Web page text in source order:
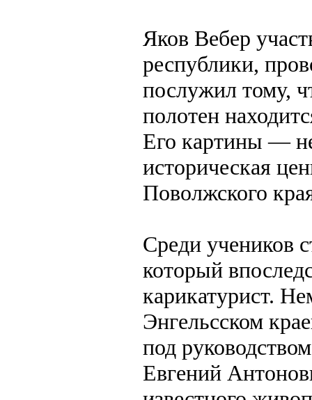
Яков Вебер
республики,
послужил тому,
полотен
Его картины —
историческая
Поволжского
Среди учеников
который
карикатурист.
Энгельсском
под
Евгений